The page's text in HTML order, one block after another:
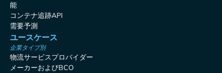
能
コンテナ追跡API
需要予測
ユースケース
企業タイプ別
物流サービスプロバイダー
メーカーおよびBCO